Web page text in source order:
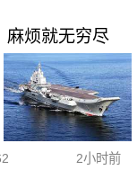
麻烦就无穷尽
2小时前